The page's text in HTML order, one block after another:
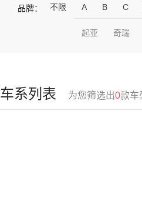
品牌： 不限 A B C
起亚 奇瑞
车系列表 为您筛选出0款车